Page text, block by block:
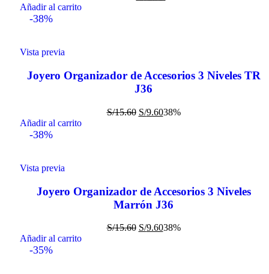
Añadir al carrito
-38%
Vista previa
Joyero Organizador de Accesorios 3 Niveles TR
J36
S/15.60 S/9.6038%
Añadir al carrito
-38%
Vista previa
Joyero Organizador de Accesorios 3 Niveles
Marrón J36
S/15.60 S/9.6038%
Añadir al carrito
-35%